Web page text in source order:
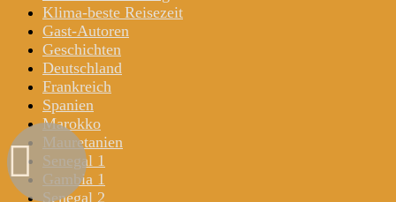
Klima-beste Reisezeit
Gast-Autoren
Geschichten
Deutschland
Frankreich
Spanien
Marokko
Mauretanien
Senegal 1
Gambia 1
Senegal 2